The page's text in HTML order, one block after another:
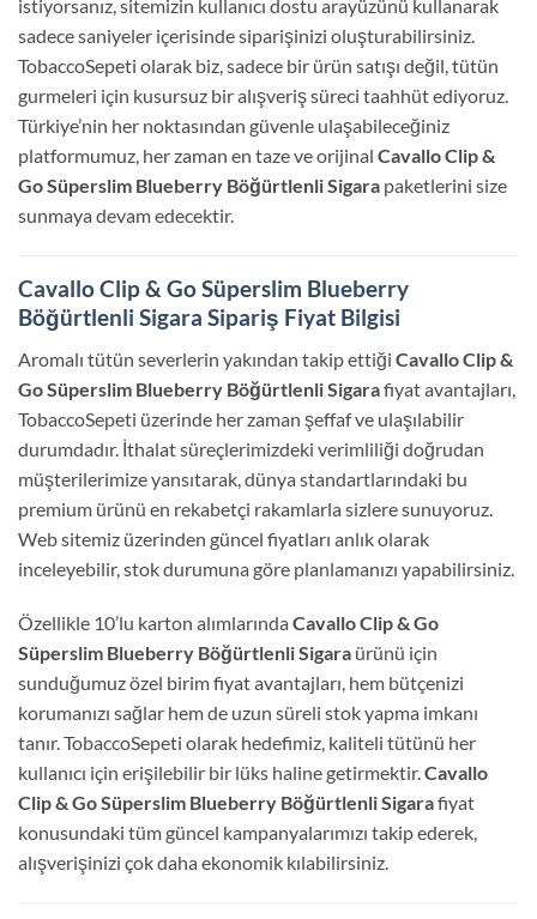
istiyorsanız, sitemizin kullanıcı dostu arayüzünü kullanarak
sadece saniyeler içerisinde siparişinizi oluşturabilirsiniz.
TobaccoSepeti olarak biz, sadece bir ürün satışı değil, tütün
gurmeleri için kusursuz bir alışveriş süreci taahhüt ediyoruz.
Türkiye’nin her noktasından güvenle ulaşabileceğiniz
platformumuz, her zaman en taze ve orijinal Cavallo Clip &
Go Süperslim Blueberry Böğürtlenli Sigara paketlerini size
sunmaya devam edecektir.
Cavallo Clip & Go Süperslim Blueberry
Böğürtlenli Sigara Sipariş Fiyat Bilgisi
Aromalı tütün severlerin yakından takip ettiği Cavallo Clip &
Go Süperslim Blueberry Böğürtlenli Sigarafiyat avantajları,
TobaccoSepeti üzerinde her zaman şeffaf ve ulaşılabilir
durumdadır. İthalat süreçlerimizdeki verimliliği doğrudan
müşterilerimize yansıtarak, dünya standartlarındaki bu
premium ürünü en rekabetçi rakamlarla sizlere sunuyoruz.
Web sitemiz üzerinden güncel fiyatları anlık olarak
inceleyebilir, stok durumuna göre planlamanızı yapabilirsiniz.
Özellikle 10’lu karton alımlarında Cavallo Clip & Go
Süperslim Blueberry Böğürtlenli Sigara ürünü için
sunduğumuz özel birim fiyat avantajları, hem bütçenizi
korumanızı sağlar hem de uzun süreli stok yapma imkanı
tanır. TobaccoSepeti olarak hedefimiz, kaliteli tütünü her
kullanıcı için erişilebilir bir lüks haline getirmektir.Cavallo
Clip & Go Süperslim Blueberry Böğürtlenli Sigarafiyat
konusundaki tüm güncel kampanyalarımızı takip ederek,
alışverişinizi çok daha ekonomik kılabilirsiniz.